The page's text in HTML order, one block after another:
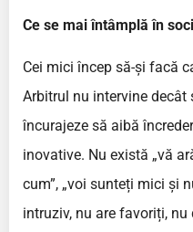
Ce se mai întâmplă în
Cei mici încep să-și facă
Arbitrul nu intervine decât
încurajeze să aibă
inovative. Nu există „vă
cum”, „voi sunteți mici și
intruziv, nu are favoriți,